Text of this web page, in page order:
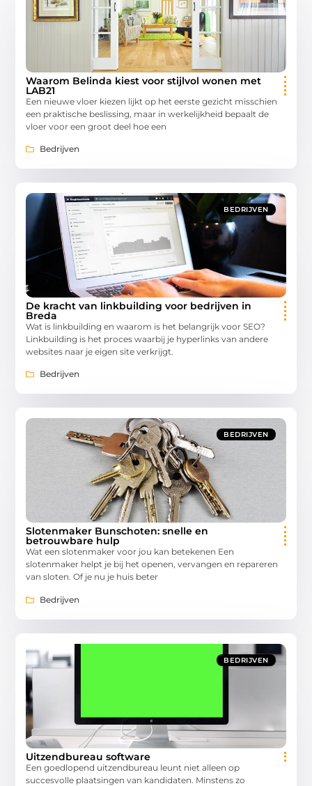
Waarom Belinda kiest voor stijlvol wonen met
LAB21
Een nieuwe vloer kiezen lijkt op het eerste gezicht misschien
een praktische beslissing, maar in werkelijkheid bepaalt de
vloer voor een groot deel hoe een
Bedrijven
BEDRIJVEN
De kracht van linkbuilding voor bedrijven in
Breda
Wat is linkbuilding en waarom is het belangrijk voor SEO?
Linkbuilding is het proces waarbij je hyperlinks van andere
websites naar je eigen site verkrijgt.
Bedrijven
BEDRIJVEN
Slotenmaker Bunschoten: snelle en
betrouwbare hulp
Wat een slotenmaker voor jou kan betekenen Een
slotenmaker helpt je bij het openen, vervangen en repareren
van sloten. Of je nu je huis beter
Bedrijven
BEDRIJVEN
Uitzendbureau software
Een goedlopend uitzendbureau leunt niet alleen op
succesvolle plaatsingen van kandidaten. Minstens zo